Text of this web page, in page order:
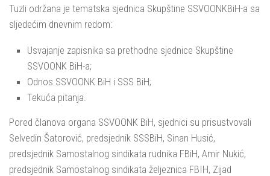
Tuzli održana je tematska sjednica Skupštine SSVOONKBiH-a sa
sljedećim dnevnim redom:
Usvajanje zapisnika sa prethodne sjednice Skupštine
SSVOONK BiH-a;
Odnos SSVOONK BiH i SSS BiH;
Tekuća pitanja.
Pored članova organa SSVOONK BiH, sjednici su prisustvovali
Selvedin Šatorović, predsjednik SSSBiH, Sinan Husić,
predsjednik Samostalnog sindikata rudnika FBiH, Amir Nukić,
predsjednik Samostalnog sindikata željeznica FBIH, Zijad